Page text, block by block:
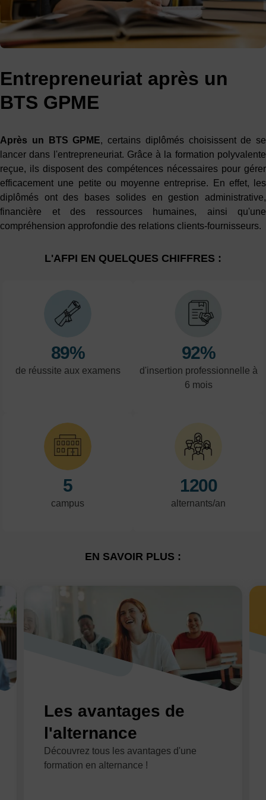
Entrepreneuriat après un
BTS GPME
Après un BTS GPME, certains diplômés choisissent de se
lancer dans l'entrepreneuriat. Grâce à la formation polyvalente
reçue, ils disposent des compétences nécessaires pour gérer
efficacement une petite ou moyenne entreprise. En effet, les
diplômés ont des bases solides en gestion administrative,
financière et des ressources humaines, ainsi qu'une
compréhension approfondie des relations clients-fournisseurs.
L'AFPI EN QUELQUES CHIFFRES :
89%
de réussite aux examens
92%
d'insertion professionnelle à
6 mois
5
campus
1200
alternants/an
EN SAVOIR PLUS :
Les avantages de
l'alternance
Découvrez tous les avantages d'une
formation en alternance !